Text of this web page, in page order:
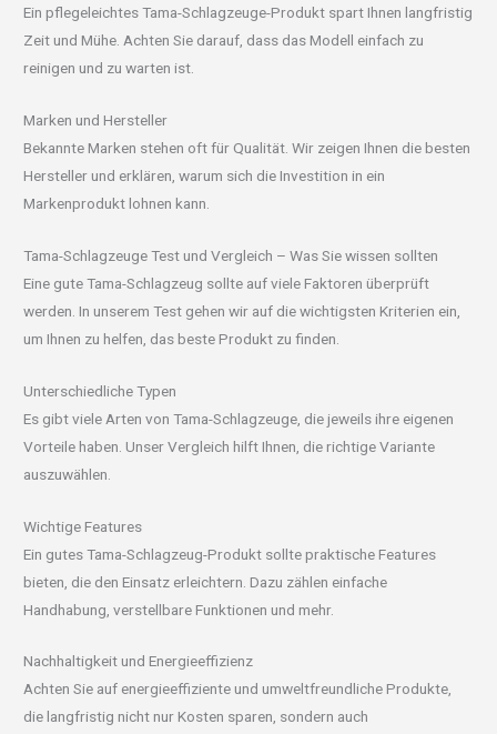
Ein pflegeleichtes Tama-Schlagzeuge-Produkt spart Ihnen langfristig
Zeit und Mühe. Achten Sie darauf, dass das Modell einfach zu
reinigen und zu warten ist.
Marken und Hersteller
Bekannte Marken stehen oft für Qualität. Wir zeigen Ihnen die besten
Hersteller und erklären, warum sich die Investition in ein
Markenprodukt lohnen kann.
Tama-Schlagzeuge Test und Vergleich – Was Sie wissen sollten
Eine gute Tama-Schlagzeug sollte auf viele Faktoren überprüft
werden. In unserem Test gehen wir auf die wichtigsten Kriterien ein,
um Ihnen zu helfen, das beste Produkt zu finden.
Unterschiedliche Typen
Es gibt viele Arten von Tama-Schlagzeuge, die jeweils ihre eigenen
Vorteile haben. Unser Vergleich hilft Ihnen, die richtige Variante
auszuwählen.
Wichtige Features
Ein gutes Tama-Schlagzeug-Produkt sollte praktische Features
bieten, die den Einsatz erleichtern. Dazu zählen einfache
Handhabung, verstellbare Funktionen und mehr.
Nachhaltigkeit und Energieeffizienz
Achten Sie auf energieeffiziente und umweltfreundliche Produkte,
die langfristig nicht nur Kosten sparen, sondern auch